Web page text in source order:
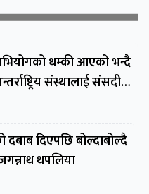
धम्की आएको भन्दै
संस्थालाई संसदीय
दबाब दिएपछि बोल्दाबोल्दै
थपलिया